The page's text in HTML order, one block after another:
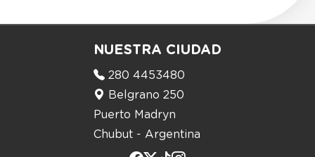
NUESTRA CIUDAD
280 4453480
Belgrano 250
Puerto Madryn
Chubut - Argentina